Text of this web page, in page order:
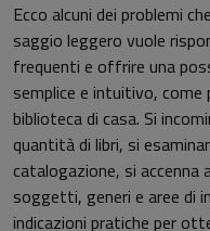
Ecco alcuni dei problemi
saggio leggero vuole
frequenti e offrire una
semplice e intuitivo,
biblioteca di casa. Si
quantità di libri, si
catalogazione, si accenna
soggetti, generi e aree di
indicazioni pratiche per